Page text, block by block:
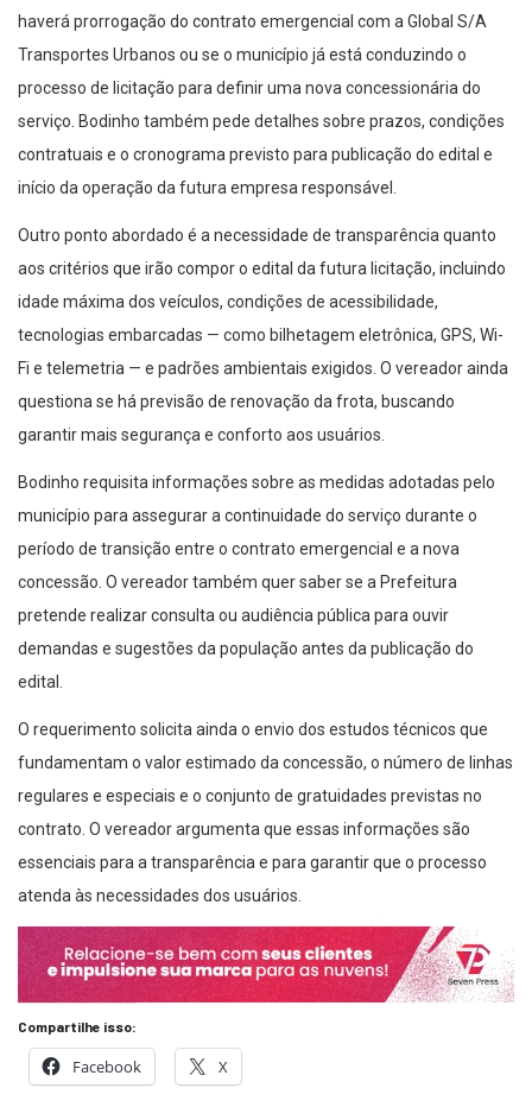
haverá prorrogação do contrato emergencial com a Global S/A
Transportes Urbanos ou se o município já está conduzindo o
processo de licitação para definir uma nova concessionária do
serviço. Bodinho também pede detalhes sobre prazos, condições
contratuais e o cronograma previsto para publicação do edital e
início da operação da futura empresa responsável.
Outro ponto abordado é a necessidade de transparência quanto
aos critérios que irão compor o edital da futura licitação, incluindo
idade máxima dos veículos, condições de acessibilidade,
tecnologias embarcadas — como bilhetagem eletrônica, GPS, Wi-
Fi e telemetria — e padrões ambientais exigidos. O vereador ainda
questiona se há previsão de renovação da frota, buscando
garantir mais segurança e conforto aos usuários.
Bodinho requisita informações sobre as medidas adotadas pelo
município para assegurar a continuidade do serviço durante o
período de transição entre o contrato emergencial e a nova
concessão. O vereador também quer saber se a Prefeitura
pretende realizar consulta ou audiência pública para ouvir
demandas e sugestões da população antes da publicação do
edital.
O requerimento solicita ainda o envio dos estudos técnicos que
fundamentam o valor estimado da concessão, o número de linhas
regulares e especiais e o conjunto de gratuidades previstas no
contrato. O vereador argumenta que essas informações são
essenciais para a transparência e para garantir que o processo
atenda às necessidades dos usuários.
Compartilhe isso:
Facebook X